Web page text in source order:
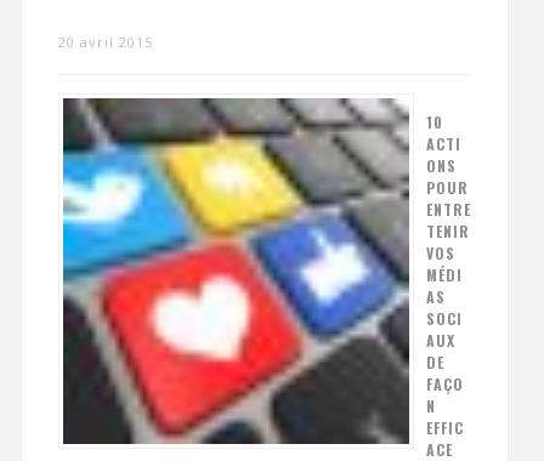
20 avril 2015
10
ACTI
ONS
POUR
ENTRE
TENIR
VOS
MÉDI
AS
SOCI
AUX
DE
FAÇO
N
EFFIC
ACE